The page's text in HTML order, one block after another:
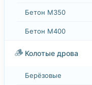
Бетон М350
Бетон М400
🪵 Колотые дрова
Берёзовые